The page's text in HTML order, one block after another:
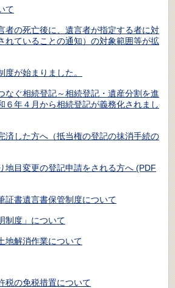
て
者の死亡後に、遺言者が指定する者に対
れていることの通知）の対象範囲等が拡
が始まりました。
なぐ相続登記～相続登記・遺産分割を進
６年４月から相続登記が義務化されまし
済した方へ（抵当権の登記の抹消手続の
地目変更の登記申請をされる方へ (PDF
証書遺言書保管制度について
制度」について
地解消作業について
税の免税措置について